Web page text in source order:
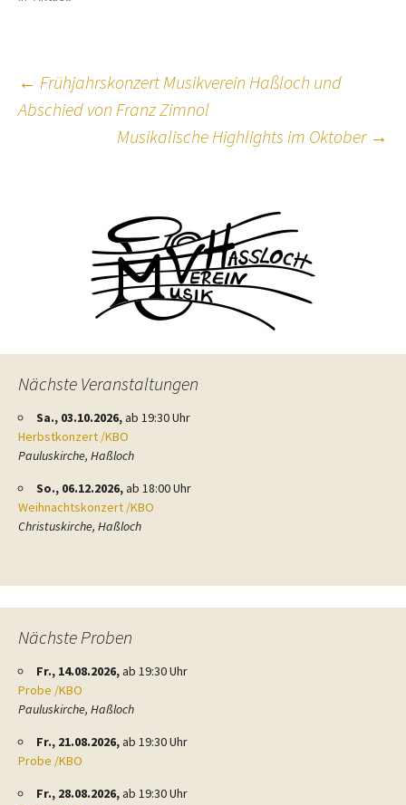
Beitragsnavigation
← Frühjahrskonzert Musikverein Haßloch und
Abschied von Franz Zimnol
Musikalische Highlights im Oktober →
Nächste Veranstaltungen
Sa., 03.10.2026,ab 19:30 Uhr
Herbstkonzert /KBO
Pauluskirche, Haßloch
So., 06.12.2026,ab 18:00 Uhr
Weihnachtskonzert /KBO
Christuskirche, Haßloch
Nächste Proben
Fr., 14.08.2026,ab 19:30 Uhr
Probe /KBO
Pauluskirche, Haßloch
Fr., 21.08.2026,ab 19:30 Uhr
Probe /KBO
Fr., 28.08.2026,ab 19:30 Uhr